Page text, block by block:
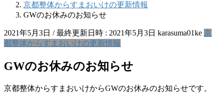
京都整体からすまおいけの更新情報
GWのお休みのお知らせ
2021年5月3日 / 最終更新日時 : 2021年5月3日 karasuma01ke 京
都整体からすまおいけの更新情報
GWのお休みのお知らせ
京都整体からすまおいけからGWのお休みのお知らせです。